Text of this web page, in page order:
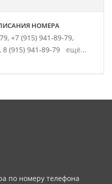
НОМЕРА
+7 (915) 941-89-79,
8 (915) 941-89-79 ещё...
по номеру телефона